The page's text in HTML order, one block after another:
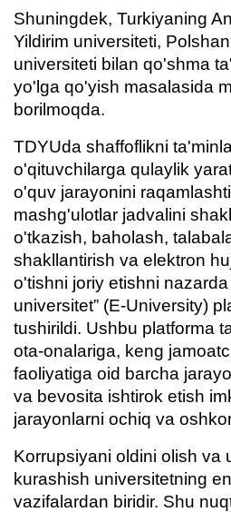
Shuningdek, Turkiyaning
Yildirim universiteti,
universiteti bilan qo'shma
yo'lga qo'yish masalasida
borilmoqda.
TDYUda shaffoflikni
o'qituvchilarga qulaylik
o'quv jarayonini
mashg'ulotlar jadvalini
o'tkazish, baholash,
shakllantirish va elektron
o'tishni joriy etishni
universitet” (E-University)
tushirildi. Ushbu platforma
ota-onalariga, keng
faoliyatiga oid barcha
va bevosita ishtirok etish
jarayonlarni ochiq va
Korrupsiyani oldini olish va
kurashish universitetning
vazifalardan biridir. Shu